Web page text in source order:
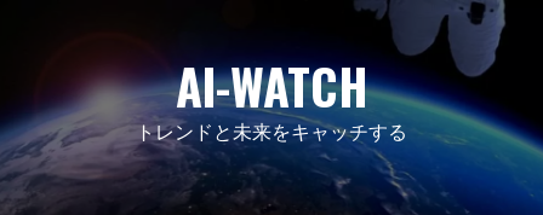
AI-WATCH
トレンドと未来をキャッチする